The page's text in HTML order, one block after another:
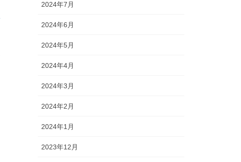
2024年7月
2024年6月
2024年5月
2024年4月
2024年3月
2024年2月
2024年1月
2023年12月